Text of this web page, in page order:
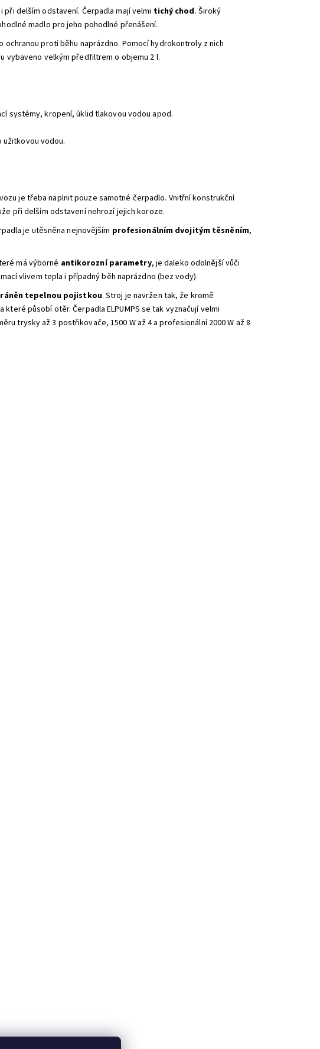
i při delším odstavení. Čerpadla mají velmi tichý chod. Široký
madlo pro jeho pohodlné přenášení.
proti běhu naprázdno. Pomocí hydrokontroly z nich
vybaveno velkým předfiltrem o objemu 2 l.
systémy, kropení, úklid tlakovou vodou apod.
užitkovou vodou.
je třeba naplnit pouze samotné čerpadlo. Vnitřní konstrukční
při delším odstavení nehrozí jejich koroze.
je utěsněna nejnovějším profesionálním dvojitým těsněním,
má výborné antikorozní parametry, je daleko odolnější vůči
vlivem tepla i případný běh naprázdno (bez vody).
tepelnou pojistkou. Stroj je navržen tak, že kromě
působí otěr. Čerpadla ELPUMPS se tak vyznačují velmi
trysky až 3 postřikovače, 1500 W až 4 a profesionální 2000 W až 8